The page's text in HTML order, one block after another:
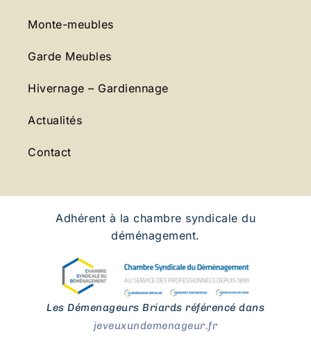
Monte-meubles
Garde Meubles
Hivernage – Gardiennage
Actualités
Contact
Adhérent à la chambre syndicale du
déménagement.
Les Démenageurs Briards référencé dans
jeveuxundemenageur.fr